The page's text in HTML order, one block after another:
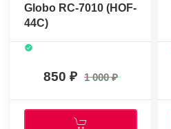
Globo RC-7010 (HOF-
44C)
850 1 000